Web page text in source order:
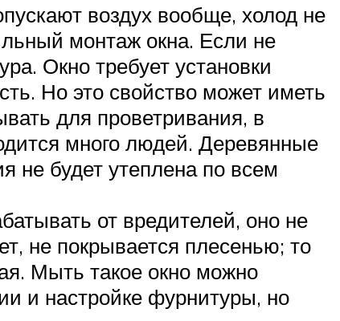
воздух вообще, холод не
монтаж окна. Если не
Окно требует установки
Но это свойство может иметь
для проветривания, в
много людей. Деревянные
не будет утеплена по всем
от вредителей, оно не
не покрывается плесенью; то
Мыть такое окно можно
и настройке фурнитуры, но